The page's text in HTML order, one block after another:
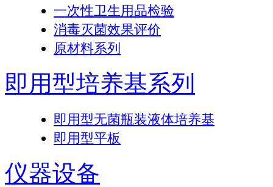
一次性卫生用品检验
消毒灭菌效果评价
原材料系列
即用型培养基系列
即用型无菌瓶装液体培养基
即用型平板
仪器设备